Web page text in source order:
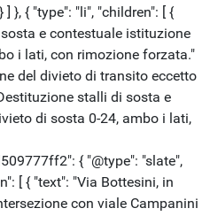
}, { "type": "li", "children": [ {
e contestuale istituzione
i lati, con rimozione forzata."
del divieto di transito eccetto
stalli di sosta e
di sosta 0-24, ambo i lati,
{ "@type": "slate",
[ { "text": "Via Bottesini, in
con viale Campanini